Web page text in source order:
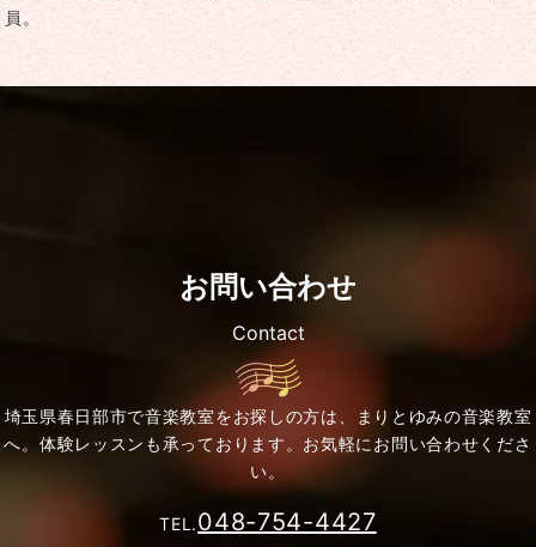
員。
お問い合わせ
Contact
埼玉県春日部市で音楽教室をお探しの方は、まりとゆみの音楽教室
へ。 体験レッスンも承っております。お気軽にお問い合わせくださ
い。
TEL.048-754-4427